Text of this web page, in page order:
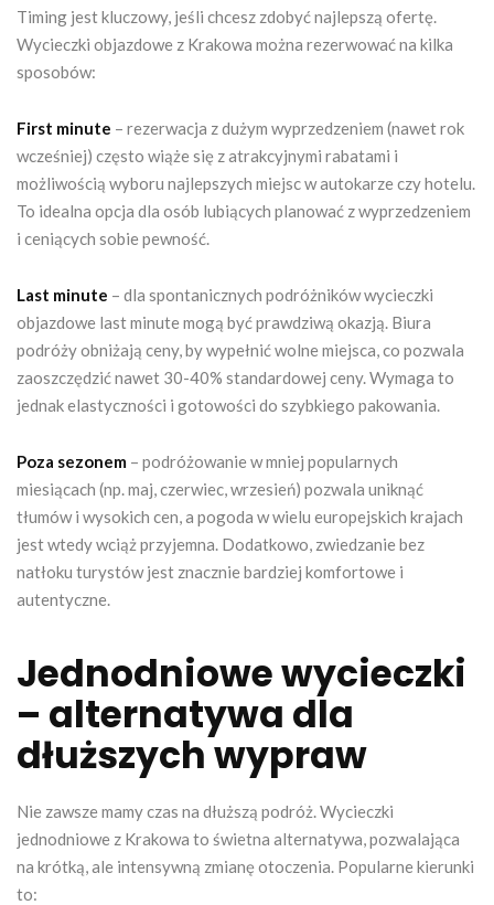
Timing jest kluczowy, jeśli chcesz zdobyć najlepszą ofertę.
Wycieczki objazdowe z Krakowa można rezerwować na kilka
sposobów:
First minute – rezerwacja z dużym wyprzedzeniem (nawet rok
wcześniej) często wiąże się z atrakcyjnymi rabatami i
możliwością wyboru najlepszych miejsc w autokarze czy hotelu.
To idealna opcja dla osób lubiących planować z wyprzedzeniem
i ceniących sobie pewność.
Last minute – dla spontanicznych podróżników wycieczki
objazdowe last minute mogą być prawdziwą okazją. Biura
podróży obniżają ceny, by wypełnić wolne miejsca, co pozwala
zaoszczędzić nawet 30-40% standardowej ceny. Wymaga to
jednak elastyczności i gotowości do szybkiego pakowania.
Poza sezonem – podróżowanie w mniej popularnych
miesiącach (np. maj, czerwiec, wrzesień) pozwala uniknąć
tłumów i wysokich cen, a pogoda w wielu europejskich krajach
jest wtedy wciąż przyjemna. Dodatkowo, zwiedzanie bez
natłoku turystów jest znacznie bardziej komfortowe i
autentyczne.
Jednodniowe wycieczki
– alternatywa dla
dłuższych wypraw
Nie zawsze mamy czas na dłuższą podróż. Wycieczki
jednodniowe z Krakowa to świetna alternatywa, pozwalająca
na krótką, ale intensywną zmianę otoczenia. Popularne kierunki
to: